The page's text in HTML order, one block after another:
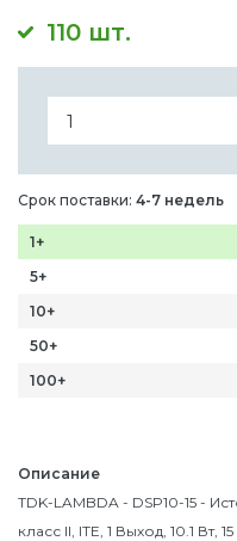
110 шт.
Описание
TDK-LAMBDA - DSP10-15 -
класс II, ITE, 1 Выход, 10.1 Вт,
Срок поставки: 4-7 недель
1+
5+
10+
50+
100+